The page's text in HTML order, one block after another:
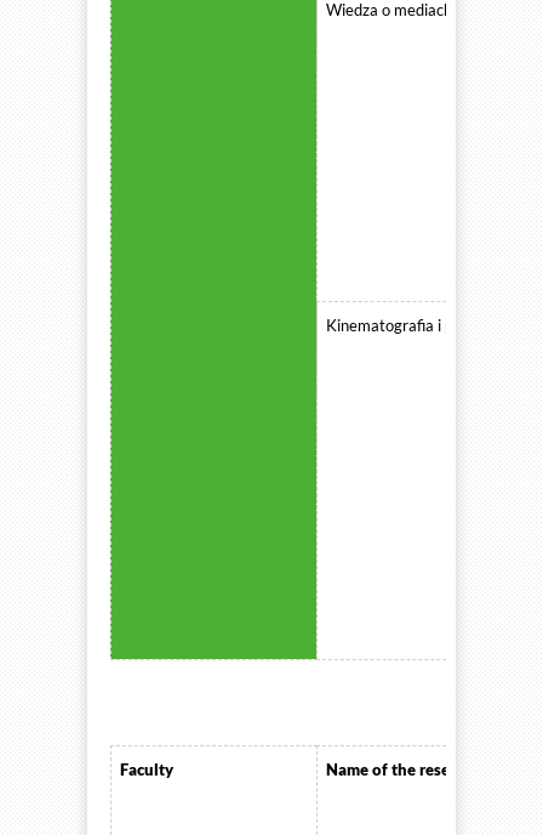
Wiedza o mediach i
Kinematografia i produkcja
Faculty Name of the research